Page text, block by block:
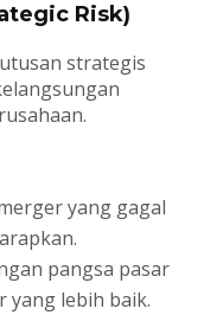
Risk)
strategis
yang gagal
pangsa pasar
lebih baik.